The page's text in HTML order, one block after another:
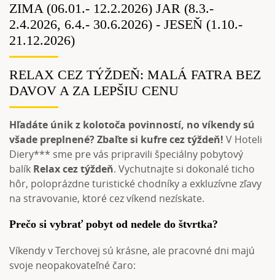
ZIMA (06.01.- 12.2.2026) JAR (8.3.-
2.4.2026, 6.4.- 30.6.2026) - JESEŇ (1.10.-
21.12.2026)
RELAX CEZ TÝŽDEŇ: MALÁ FATRA BEZ
DAVOV A ZA LEPŠIU CENU
Hľadáte únik z kolotoča povinností, no víkendy sú
všade preplnené? Zbaľte si kufre cez týždeň! V Hoteli
Diery*** sme pre vás pripravili špeciálny pobytový
balík Relax cez týždeň. Vychutnajte si dokonalé ticho
hôr, poloprázdne turistické chodníky a exkluzívne zľavy
na stravovanie, ktoré cez víkend nezískate.
Prečo si vybrať pobyt od nedele do štvrtka?
Víkendy v Terchovej sú krásne, ale pracovné dni majú
svoje neopakovateľné čaro: